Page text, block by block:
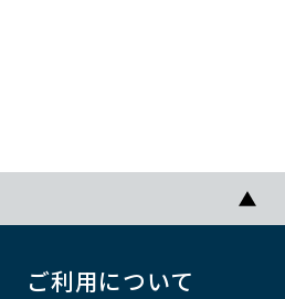
ご利用について